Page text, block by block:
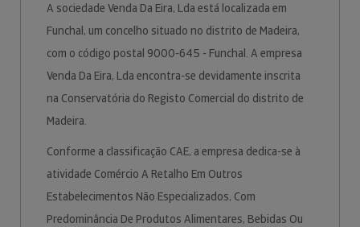
A sociedade Venda Da Eira, Lda está localizada em
Funchal, um concelho situado no distrito de Madeira,
com o código postal 9000-645 - Funchal. A empresa
Venda Da Eira, Lda encontra-se devidamente inscrita
na Conservatória do Registo Comercial do distrito de
Madeira.
Conforme a classificação CAE, a empresa dedica-se à
atividade Comércio A Retalho Em Outros
Estabelecimentos Não Especializados, Com
Predominância De Produtos Alimentares, Bebidas Ou